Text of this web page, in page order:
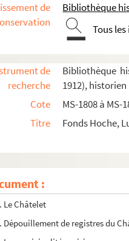
de
Bibliothèque
Tous
de
recherche
Bibliothèque
1912), historien
Cote
MS-1808 à MS-
Titre
Fonds Hoche,
:
"Paris occidental" corrigée par
préparée pour "Paris
La rue Saint-Honoré
Saint-Honoré, les Champs-
romain
Les collèges
de Paris
Le Louvre, les Tuileries, place de
Reine
Le Châtelet
Dépouillement de registres du